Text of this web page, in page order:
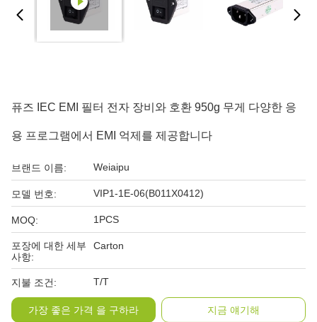
퓨즈 IEC EMI 필터 전자 장비와 호환 950g 무게 다양한 응
용 프로그램에서 EMI 억제를 제공합니다
브랜드 이름: Weiaipu
모델 번호: VIP1-1E-06(B011X0412)
MOQ: 1PCS
포장에 대한 세부
사항:
Carton
지불 조건: T/T
가장 좋은 가격 을 구하라 지금 얘기해